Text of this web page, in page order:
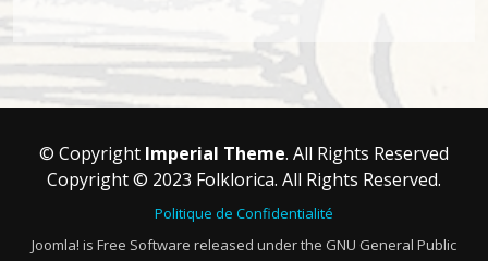
© Copyright Imperial Theme. All Rights Reserved
Copyright © 2023 Folklorica. All Rights Reserved.
Politique de Confidentialité
Joomla! is Free Software released under the GNU General Public